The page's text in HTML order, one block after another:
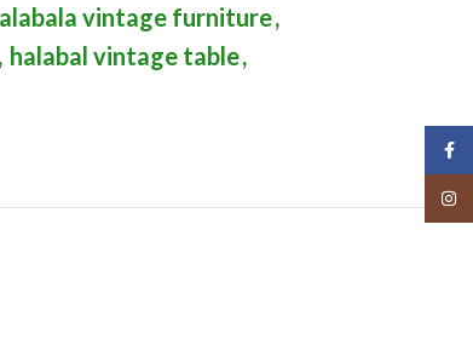
vintage furniture,
, halabal vintage table,